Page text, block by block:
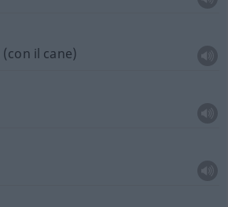
(con il cane)